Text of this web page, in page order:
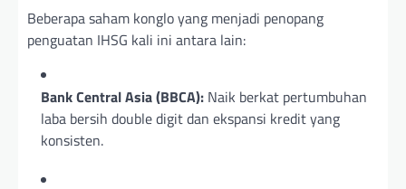
Beberapa saham konglo yang menjadi penopang
penguatan IHSG kali ini antara lain:
Bank Central Asia (BBCA): Naik berkat pertumbuhan
laba bersih double digit dan ekspansi kredit yang
konsisten.